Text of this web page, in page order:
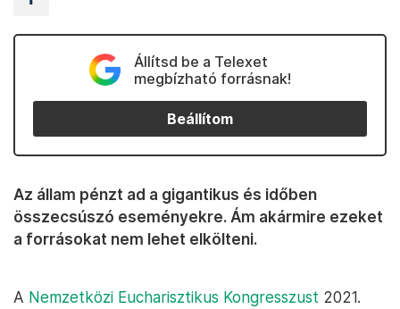
Állítsd be a Telexet
megbízható forrásnak!
Beállítom
Az állam pénzt ad a gigantikus és időben
összecsúszó eseményekre. Ám akármire ezeket
a forrásokat nem lehet elkölteni.
A Nemzetközi Eucharisztikus Kongresszust 2021.